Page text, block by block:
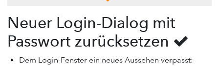
pirobase CMS 10
Docu center
Neuer Login-Dialog mit
Passwort zurücksetzen
Dem Login-Fenster ein neues Aussehen verpasst: